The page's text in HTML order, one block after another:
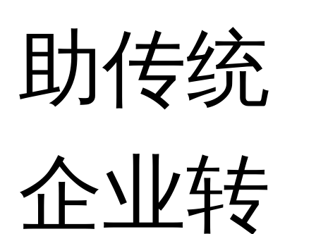
助传统
企业转